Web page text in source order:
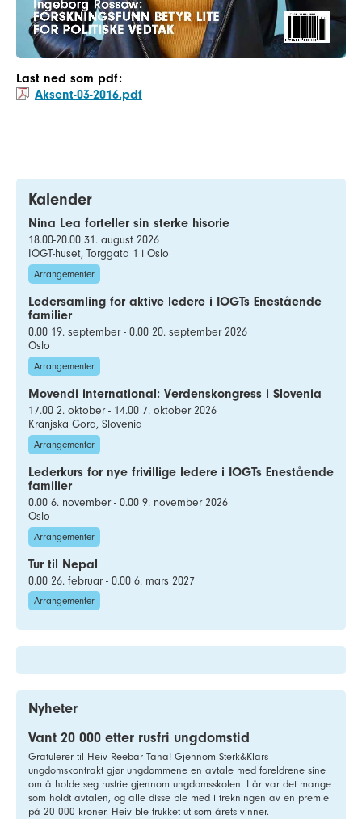
Last ned som pdf:
Aksent-03-2016.pdf
Kalender
Nina Lea forteller sin sterke hisorie
18.00-20.00 31. august 2026
IOGT-huset, Torggata 1 i Oslo
Arrangementer
Ledersamling for aktive ledere i IOGTs Enestående
familier
0.00 19. september - 0.00 20. september 2026
Oslo
Arrangementer
Movendi international: Verdenskongress i Slovenia
17.00 2. oktober - 14.00 7. oktober 2026
Kranjska Gora, Slovenia
Arrangementer
Lederkurs for nye frivillige ledere i IOGTs Enestående
familier
0.00 6. november - 0.00 9. november 2026
Oslo
Arrangementer
Tur til Nepal
0.00 26. februar - 0.00 6. mars 2027
Arrangementer
Nyheter
Vant 20 000 etter rusfri ungdomstid
Gratulerer til Heiv Reebar Taha! Gjennom Sterk&Klars
ungdomskontrakt gjør ungdommene en avtale med foreldrene sine
om å holde seg rusfrie gjennom ungdomsskolen. I år var det mange
som holdt avtalen, og alle disse ble med i trekningen av en premie
på 20 000 kroner. Heiv ble trukket ut som årets vinner.